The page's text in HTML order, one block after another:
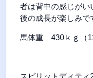
者は背中の感じがい
後の成長が楽しみで
馬体重 430 ｋｇ（
スピリットディティ